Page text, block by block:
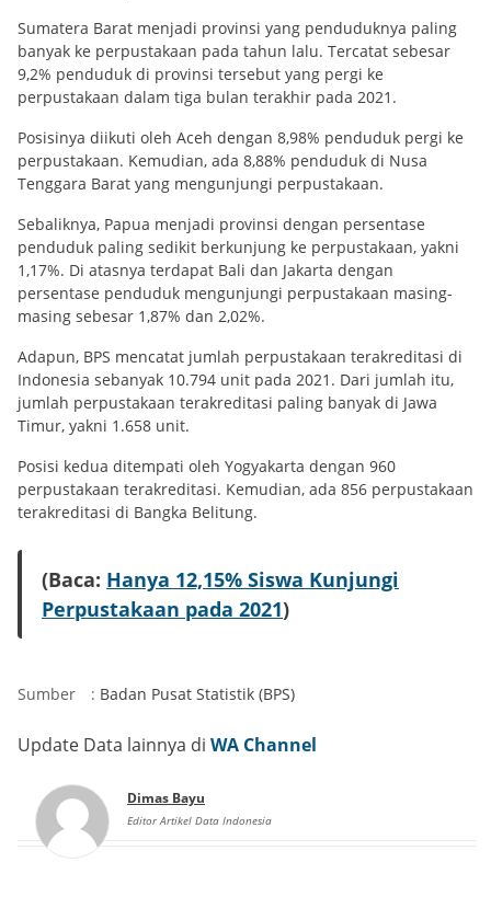
Sumatera Barat menjadi provinsi yang penduduknya paling
banyak ke perpustakaan pada tahun lalu. Tercatat sebesar
9,2% penduduk di provinsi tersebut yang pergi ke
perpustakaan dalam tiga bulan terakhir pada 2021.
Posisinya diikuti oleh Aceh dengan 8,98% penduduk pergi ke
perpustakaan. Kemudian, ada 8,88% penduduk di Nusa
Tenggara Barat yang mengunjungi perpustakaan.
Sebaliknya, Papua menjadi provinsi dengan persentase
penduduk paling sedikit berkunjung ke perpustakaan, yakni
1,17%. Di atasnya terdapat Bali dan Jakarta dengan
persentase penduduk mengunjungi perpustakaan masing-
masing sebesar 1,87% dan 2,02%.
Adapun, BPS mencatat jumlah perpustakaan terakreditasi di
Indonesia sebanyak 10.794 unit pada 2021. Dari jumlah itu,
jumlah perpustakaan terakreditasi paling banyak di Jawa
Timur, yakni 1.658 unit.
Posisi kedua ditempati oleh Yogyakarta dengan 960
perpustakaan terakreditasi. Kemudian, ada 856 perpustakaan
terakreditasi di Bangka Belitung.
(Baca: Hanya 12,15% Siswa Kunjungi
Perpustakaan pada 2021)
Sumber : Badan Pusat Statistik (BPS)
Update Data lainnya di WA Channel
Dimas Bayu
Editor Artikel Data Indonesia